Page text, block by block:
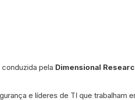
conduzida pela Dimensional
e líderes de TI que trabalham